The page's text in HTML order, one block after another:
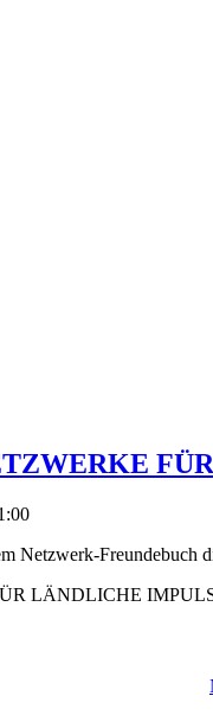
Netzwerk-
LÄNDLICHE